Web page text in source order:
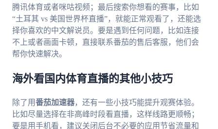
腾讯体育或者咪咕视频；最后搜索你想看的赛事，比如
“土耳其 vs 美国世界杯直播”，就能正常观看了，还能选
择你喜欢的中文解说员。要是遇到任何问题，比如连接
不上或者画面卡顿，直接联系番茄的售后客服，他们会
帮你快速解决。
海外看国内体育直播的其他小技巧
除了用番茄加速器，还有一些小技巧能提升观赛体验。
比如尽量选择在非高峰时段看直播，这样线路更顺畅；
要是用手机看，建议关闭后台不必要的应用节省流量和